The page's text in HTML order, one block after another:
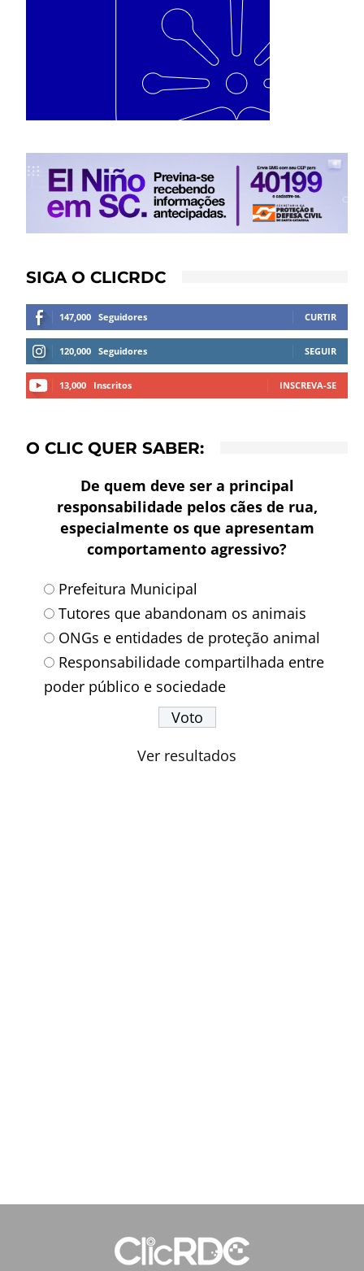
SIGA O CLICRDC
147,000 Seguidores CURTIR
120,000 Seguidores SEGUIR
13,000 Inscritos INSCREVA-SE
O CLIC QUER SABER:
De quem deve ser a principal
responsabilidade pelos cães de rua,
especialmente os que apresentam
comportamento agressivo?
Prefeitura Municipal
Tutores que abandonam os animais
ONGs e entidades de proteção animal
Responsabilidade compartilhada entre
poder público e sociedade
Ver resultados